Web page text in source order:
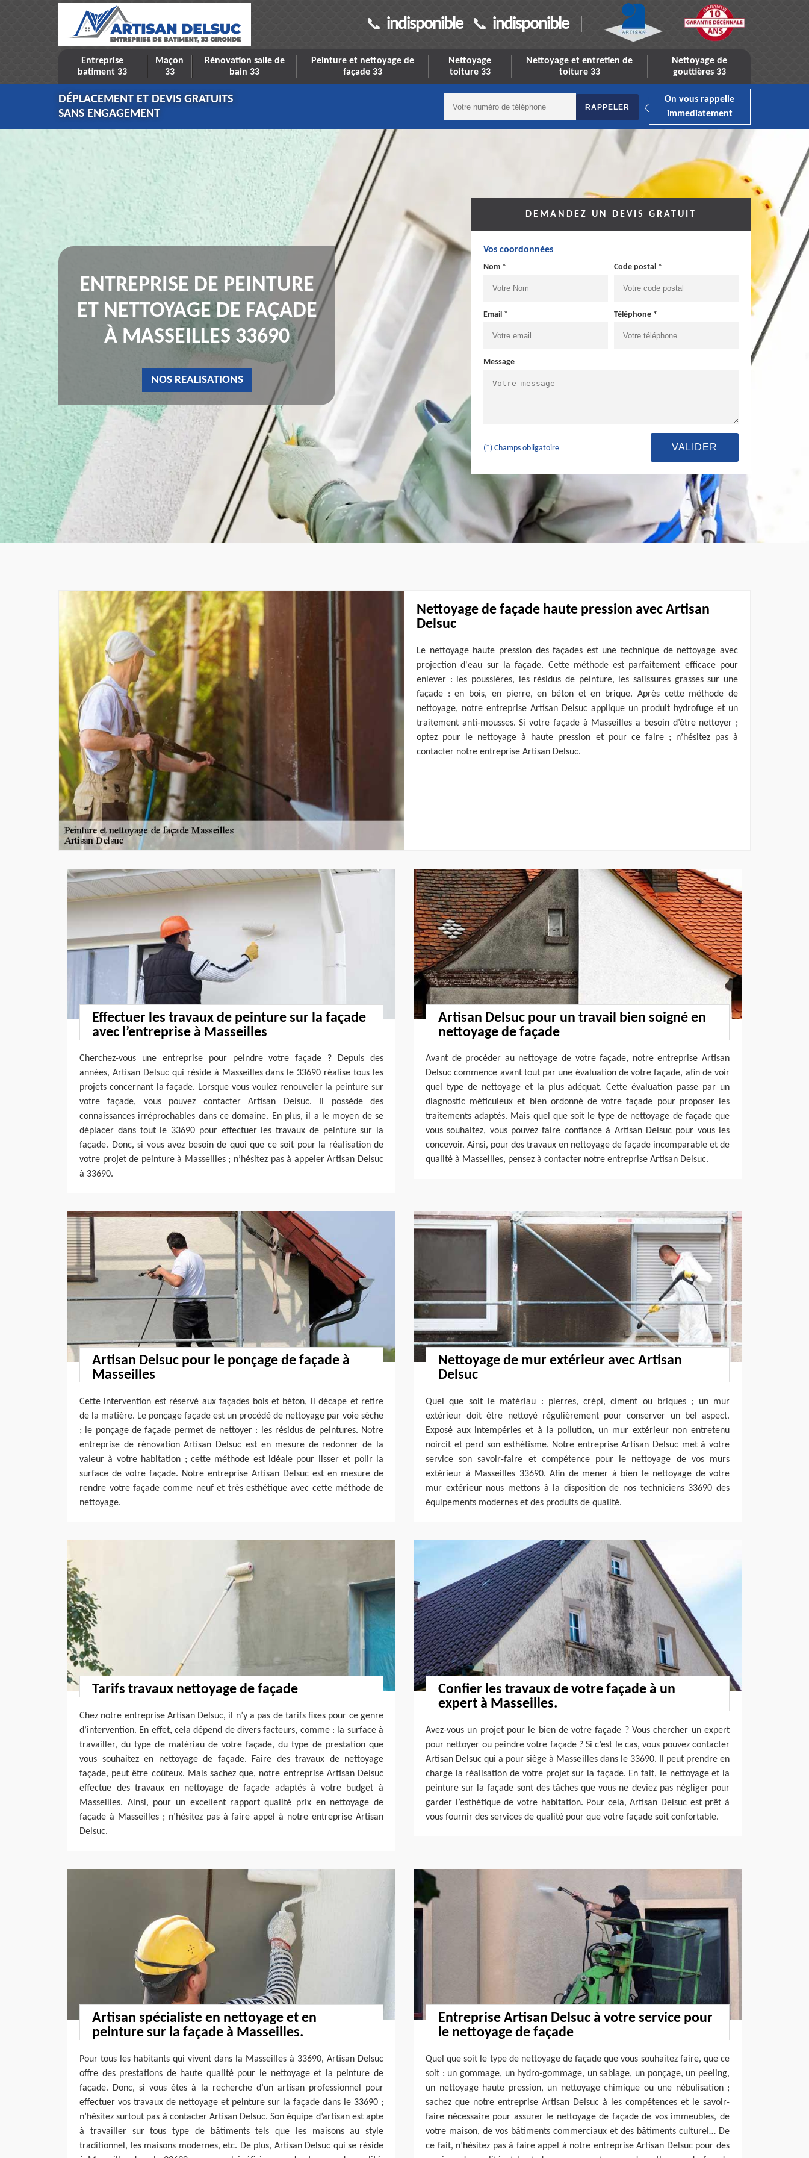
indisponible indisponible
Entreprise
batiment 33
Maçon
33
Rénovation salle de
bain 33
Peinture et nettoyage de
façade 33
Nettoyage
toiture 33
Nettoyage et entretien de
toiture 33
Nettoyage de
gouttières 33
DÉPLACEMENT ET DEVIS GRATUITS
SANS ENGAGEMENT
On vous rappelle
immediatement
ENTREPRISE DE PEINTURE
ET NETTOYAGE DE FAÇADE
À MASSEILLES 33690
NOS REALISATIONS
DEMANDEZ UN DEVIS GRATUIT
Vos coordonnées
Nom * Code postal *
Email * Téléphone *
Message
(*) Champs obligatoire
Nettoyage de façade haute pression avec Artisan
Delsuc
Le nettoyage haute pression des façades est une technique de nettoyage avec
projection d'eau sur la façade. Cette méthode est parfaitement efficace pour
enlever : les poussières, les résidus de peinture, les salissures grasses sur une
façade : en bois, en pierre, en béton et en brique. Après cette méthode de
nettoyage, notre entreprise Artisan Delsuc applique un produit hydrofuge et un
traitement anti-mousses. Si votre façade à Masseilles a besoin d’être nettoyer ;
optez pour le nettoyage à haute pression et pour ce faire ; n’hésitez pas à
contacter notre entreprise Artisan Delsuc.
Effectuer les travaux de peinture sur la façade
avec l’entreprise à Masseilles
Cherchez-vous une entreprise pour peindre votre façade ? Depuis des
années, Artisan Delsuc qui réside à Masseilles dans le 33690 réalise tous les
projets concernant la façade. Lorsque vous voulez renouveler la peinture sur
votre façade, vous pouvez contacter Artisan Delsuc. Il possède des
connaissances irréprochables dans ce domaine. En plus, il a le moyen de se
déplacer dans tout le 33690 pour effectuer les travaux de peinture sur la
façade. Donc, si vous avez besoin de quoi que ce soit pour la réalisation de
votre projet de peinture à Masseilles ; n’hésitez pas à appeler Artisan Delsuc
à 33690.
Artisan Delsuc pour un travail bien soigné en
nettoyage de façade
Avant de procéder au nettoyage de votre façade, notre entreprise Artisan
Delsuc commence avant tout par une évaluation de votre façade, afin de voir
quel type de nettoyage et la plus adéquat. Cette évaluation passe par un
diagnostic méticuleux et bien ordonné de votre façade pour proposer les
traitements adaptés. Mais quel que soit le type de nettoyage de façade que
vous souhaitez, vous pouvez faire confiance à Artisan Delsuc pour vous les
concevoir. Ainsi, pour des travaux en nettoyage de façade incomparable et de
qualité à Masseilles, pensez à contacter notre entreprise Artisan Delsuc.
Artisan Delsuc pour le ponçage de façade à
Masseilles
Cette intervention est réservé aux façades bois et béton, il décape et retire
de la matière. Le ponçage façade est un procédé de nettoyage par voie sèche
; le ponçage de façade permet de nettoyer : les résidus de peintures. Notre
entreprise de rénovation Artisan Delsuc est en mesure de redonner de la
valeur à votre habitation ; cette méthode est idéale pour lisser et polir la
surface de votre façade. Notre entreprise Artisan Delsuc est en mesure de
rendre votre façade comme neuf et très esthétique avec cette méthode de
nettoyage.
Nettoyage de mur extérieur avec Artisan
Delsuc
Quel que soit le matériau : pierres, crépi, ciment ou briques ; un mur
extérieur doit être nettoyé régulièrement pour conserver un bel aspect.
Exposé aux intempéries et à la pollution, un mur extérieur non entretenu
noircit et perd son esthétisme. Notre entreprise Artisan Delsuc met à votre
service son savoir-faire et compétence pour le nettoyage de vos murs
extérieur à Masseilles 33690. Afin de mener à bien le nettoyage de votre
mur extérieur nous mettons à la disposition de nos techniciens 33690 des
équipements modernes et des produits de qualité.
Tarifs travaux nettoyage de façade
Chez notre entreprise Artisan Delsuc, il n’y a pas de tarifs fixes pour ce genre
d’intervention. En effet, cela dépend de divers facteurs, comme : la surface à
travailler, du type de matériau de votre façade, du type de prestation que
vous souhaitez en nettoyage de façade. Faire des travaux de nettoyage
façade, peut être coûteux. Mais sachez que, notre entreprise Artisan Delsuc
effectue des travaux en nettoyage de façade adaptés à votre budget à
Masseilles. Ainsi, pour un excellent rapport qualité prix en nettoyage de
façade à Masseilles ; n’hésitez pas à faire appel à notre entreprise Artisan
Delsuc.
Confier les travaux de votre façade à un
expert à Masseilles.
Avez-vous un projet pour le bien de votre façade ? Vous chercher un expert
pour nettoyer ou peindre votre façade ? Si c’est le cas, vous pouvez contacter
Artisan Delsuc qui a pour siège à Masseilles dans le 33690. Il peut prendre en
charge la réalisation de votre projet sur la façade. En fait, le nettoyage et la
peinture sur la façade sont des tâches que vous ne deviez pas négliger pour
garder l’esthétique de votre habitation. Pour cela, Artisan Delsuc est prêt à
vous fournir des services de qualité pour que votre façade soit confortable.
Artisan spécialiste en nettoyage et en
peinture sur la façade à Masseilles.
Pour tous les habitants qui vivent dans la Masseilles à 33690, Artisan Delsuc
offre des prestations de haute qualité pour le nettoyage et la peinture de
façade. Donc, si vous êtes à la recherche d’un artisan professionnel pour
effectuer vos travaux de nettoyage et peinture sur la façade dans le 33690 ;
n’hésitez surtout pas à contacter Artisan Delsuc. Son équipe d’artisan est apte
à travailler sur tous type de bâtiments tels que les maisons au style
traditionnel, les maisons modernes, etc. De plus, Artisan Delsuc qui se réside
Entreprise Artisan Delsuc à votre service pour
le nettoyage de façade
Quel que soit le type de nettoyage de façade que vous souhaitez faire, que ce
soit : un gommage, un hydro-gommage, un sablage, un ponçage, un peeling,
un nettoyage haute pression, un nettoyage chimique ou une nébulisation ;
sachez que notre entreprise Artisan Delsuc à les compétences et le savoir-
faire nécessaire pour assurer le nettoyage de façade de vos immeubles, de
votre maison, de vos bâtiments commerciaux et des bâtiments culturel… De
ce fait, n’hésitez pas à faire appel à notre entreprise Artisan Delsuc pour des